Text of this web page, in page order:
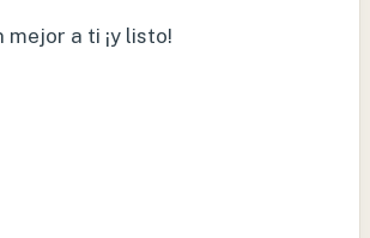
a ti ¡y listo!